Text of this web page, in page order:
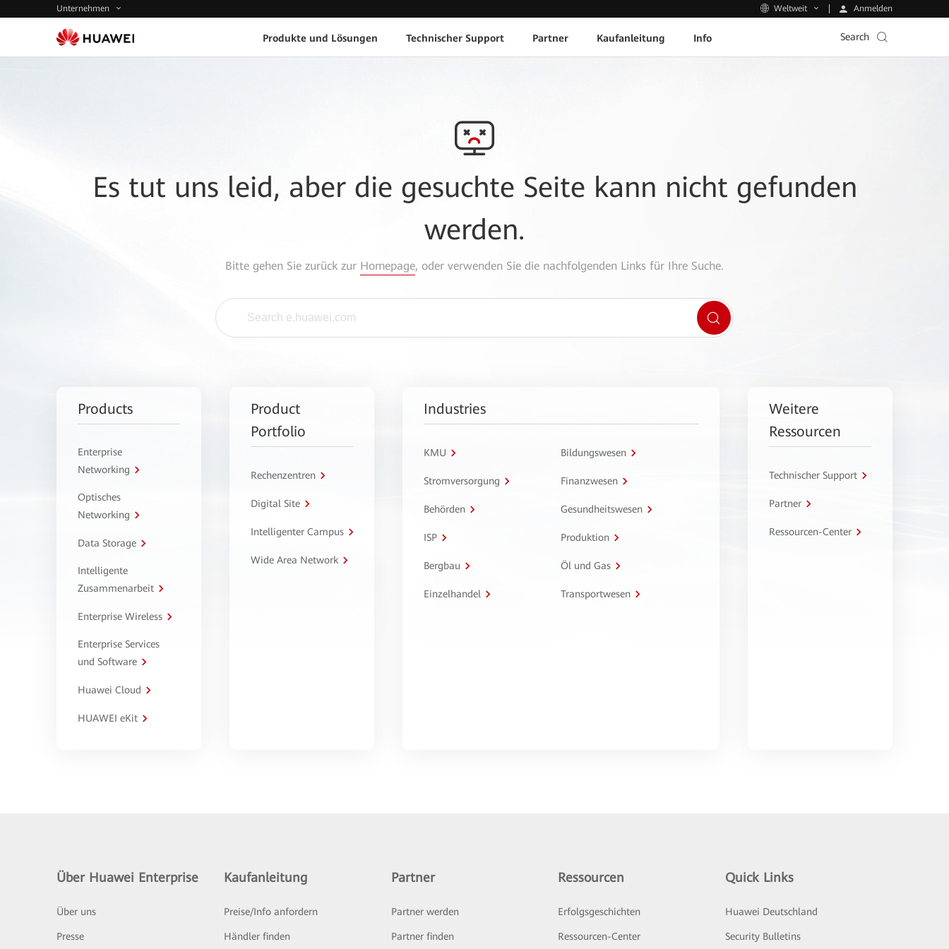
Unternehmen Weltweit Anmelden
Produkte und Lösungen Technischer Support Partner Kaufanleitung Info Search
Es tut uns leid, aber die gesuchte Seite kann nicht gefunden
werden.
Bitte gehen Sie zurück zur Homepage, oder verwenden Sie die nachfolgenden Links für Ihre Suche.
Products
Enterprise
Networking
Optisches
Networking
Data Storage
Intelligente
Zusammenarbeit
Enterprise Wireless
Enterprise Services
und Software
Huawei Cloud
HUAWEI eKit
Product
Portfolio
Rechenzentren
Digital Site
Intelligenter Campus
Wide Area Network
Industries
KMU Bildungswesen
Stromversorgung Finanzwesen
Behörden Gesundheitswesen
ISP Produktion
Bergbau Öl und Gas
Einzelhandel Transportwesen
Weitere
Ressourcen
Technischer Support
Partner
Ressourcen-Center
Über Huawei Enterprise
Über uns
Presse
Kaufanleitung
Preise/Info anfordern
Händler finden
Partner
Partner werden
Partner finden
Ressourcen
Erfolgsgeschichten
Ressourcen-Center
Quick Links
Huawei Deutschland
Security Bulletins